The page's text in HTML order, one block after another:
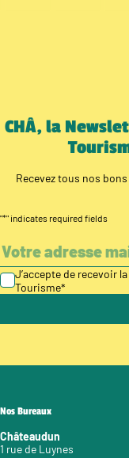
CHÂ, la
Recevez tous nos
"*" indicates required fields
J’accepte de recevoir
Tourisme*
Nos Bureaux
Châteaudun
1 rue de Luynes